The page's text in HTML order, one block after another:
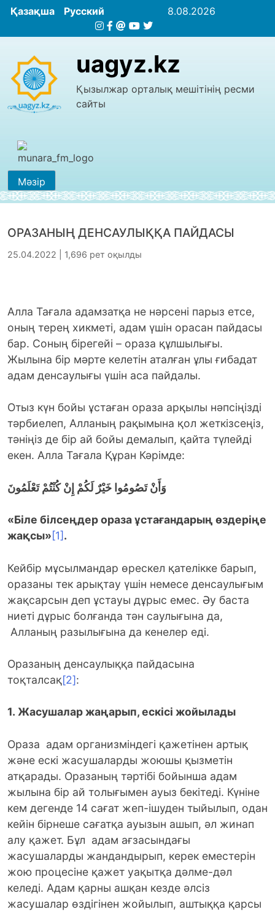
Қазақша Русский 8.08.2026
uagyz.kz
Қызылжар орталық мешітінің ресми
сайты
Мәзір
ОРАЗАНЫҢ ДЕНСАУЛЫҚҚА ПАЙДАСЫ
25.04.2022 | 1,696 рет оқылды
Алла Тағала адамзатқа не нәрсені парыз етсе,
оның терең хикметі, адам үшін орасан пайдасы
бар. Соның бірегейі – ораза құлшылығы.
Жылына бір мәрте келетін аталған ұлы ғибадат
адам денсаулығы үшін аса пайдалы.
Отыз күн бойы ұстаған ораза арқылы нәпсіңізді
тәрбиелеп, Алланың рақымына қол жеткізсеңіз,
тәніңіз де бір ай бойы демалып, қайта түлейді
екен. Алла Тағала Құран Кәрімде:
وَأَنْ تَصُومُوا خَيْرٌ لَكُمْ إِنْ كُنْتُمْ تَعْلَمُونَ
«Біле білсеңдер ораза ұстағандарың өздеріңе
жақсы»[1].
Кейбір мұсылмандар өрескел қателікке барып,
оразаны тек арықтау үшін немесе денсаулығым
жақсарсын деп ұстауы дұрыс емес. Әу баста
ниеті дұрыс болғанда тән саулығына да,
Алланың разылығына да кенелер еді.
Оразаның денсаулыққа пайдасына
тоқталсақ[2]:
1. Жасушалар жаңарып, ескісі жойылады
Ораза адам организміндегі қажетінен артық
және ескі жасушаларды жоюшы қызметін
атқарады. Оразаның тәртібі бойынша адам
жылына бір ай толығымен ауыз бекітеді. Күніне
кем дегенде 14 сағат жеп-ішуден тыйылып, одан
кейін бірнеше сағатқа ауызын ашып, әл жинап
алу қажет. Бұл адам ағзасындағы
жасушаларды жандандырып, керек еместерін
жою процесіне қажет уақытқа дәлме-дәл
келеді. Адам қарны ашқан кезде әлсіз
жасушалар өздігінен жойылып, аштыққа қарсы